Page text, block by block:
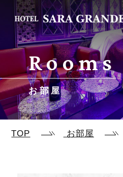
Rooms
お部屋
TOP お部屋